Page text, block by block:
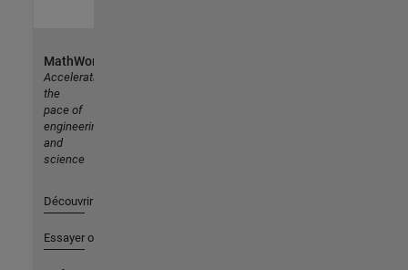
MathWorks
Accelerating
the
pace of
engineering
and
science
Découvrir les produits
Essayer ou acheter